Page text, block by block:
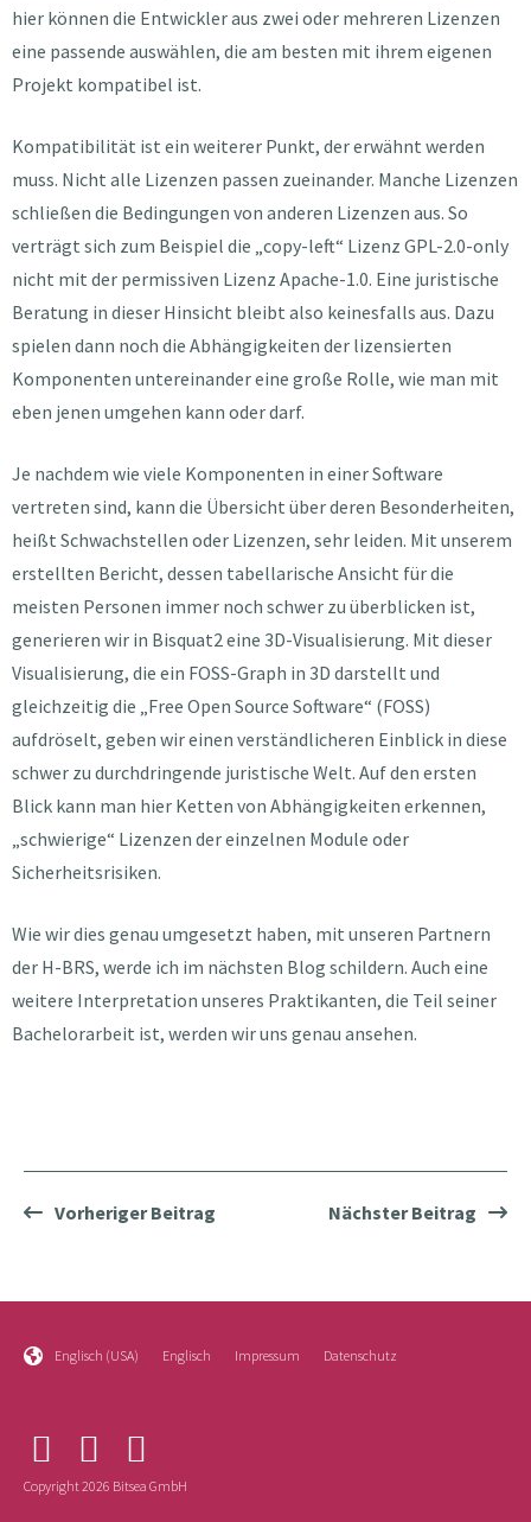
hier können die Entwickler aus zwei oder mehreren Lizenzen
eine passende auswählen, die am besten mit ihrem eigenen
Projekt kompatibel ist.
Kompatibilität ist ein weiterer Punkt, der erwähnt werden
muss. Nicht alle Lizenzen passen zueinander. Manche Lizenzen
schließen die Bedingungen von anderen Lizenzen aus. So
verträgt sich zum Beispiel die „copy-left“ Lizenz GPL-2.0-only
nicht mit der permissiven Lizenz Apache-1.0. Eine juristische
Beratung in dieser Hinsicht bleibt also keinesfalls aus. Dazu
spielen dann noch die Abhängigkeiten der lizensierten
Komponenten untereinander eine große Rolle, wie man mit
eben jenen umgehen kann oder darf.
Je nachdem wie viele Komponenten in einer Software
vertreten sind, kann die Übersicht über deren Besonderheiten,
heißt Schwachstellen oder Lizenzen, sehr leiden. Mit unserem
erstellten Bericht, dessen tabellarische Ansicht für die
meisten Personen immer noch schwer zu überblicken ist,
generieren wir in Bisquat2 eine 3D-Visualisierung. Mit dieser
Visualisierung, die ein FOSS-Graph in 3D darstellt und
gleichzeitig die „Free Open Source Software“ (FOSS)
aufdröselt, geben wir einen verständlicheren Einblick in diese
schwer zu durchdringende juristische Welt. Auf den ersten
Blick kann man hier Ketten von Abhängigkeiten erkennen,
„schwierige“ Lizenzen der einzelnen Module oder
Sicherheitsrisiken.
Wie wir dies genau umgesetzt haben, mit unseren Partnern
der H-BRS, werde ich im nächsten Blog schildern. Auch eine
weitere Interpretation unseres Praktikanten, die Teil seiner
Bachelorarbeit ist, werden wir uns genau ansehen.
Vorheriger Beitrag Nächster Beitrag
Datenschutz
Impressum
Englisch
Englisch (USA)
Copyright 2026 Bitsea GmbH